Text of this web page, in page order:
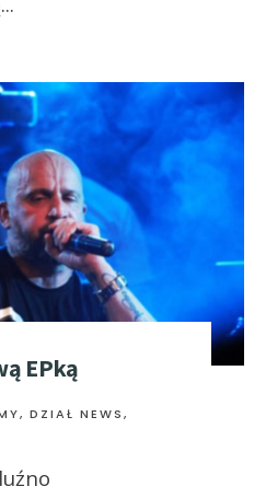
EPką
, DZIAŁ NEWS,